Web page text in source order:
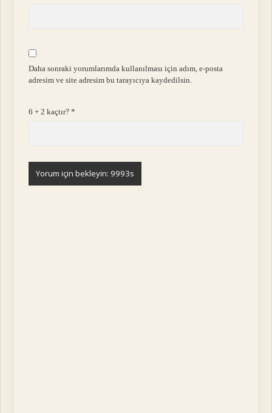
Daha sonraki yorumlarımda kullanılması için adım, e-posta
adresim ve site adresim bu tarayıcıya kaydedilsin.
6 + 2 kaçtır?*